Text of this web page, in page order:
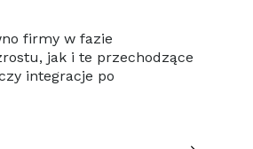
firmy w fazie
jak i te przechodzące
integracje po